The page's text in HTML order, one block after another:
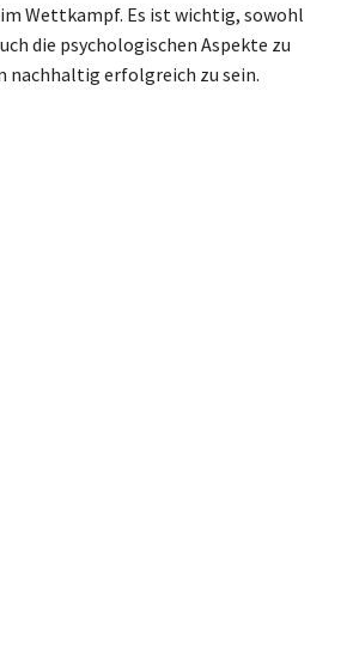
Wettkampf. Es ist wichtig, sowohl
die psychologischen Aspekte zu
nachhaltig erfolgreich zu sein.